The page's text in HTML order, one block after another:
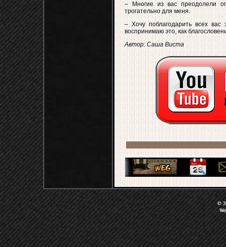
– Многие из вас преодолели
трогательно для меня.
– Хочу поблагодарить всех
воспринимаю это, как
Автор: Саша Виста
©